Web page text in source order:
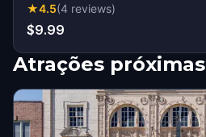
★4.5(4 reviews)
$9.99
Atrações próximas